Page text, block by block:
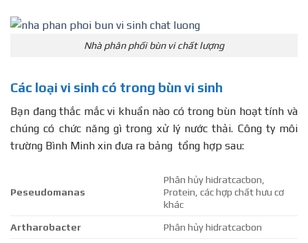
Nhà phân phối bùn vi chất lượng
Các loại vi sinh có trong bùn vi sinh
Bạn đang thắc mắc vi khuẩn nào có trong bùn hoạt tính và
chúng có chức năng gì trong xử lý nước thải. Công ty môi
trường Bình Minh xin đưa ra bảng tổng hợp sau:
Peseudomanas
Phân hủy hidratcacbon,
Protein, các hợp chất hưu cơ
khác
Artharobacter Phân hủy hidratcacbon